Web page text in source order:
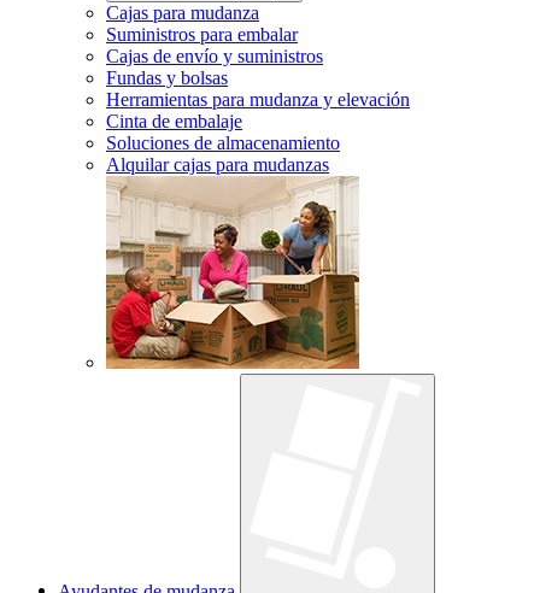
Cajas para mudanza
Suministros para embalar
Cajas de envío y suministros
Fundas y bolsas
Herramientas para mudanza y elevación
Cinta de embalaje
Soluciones de almacenamiento
Alquilar cajas para mudanzas